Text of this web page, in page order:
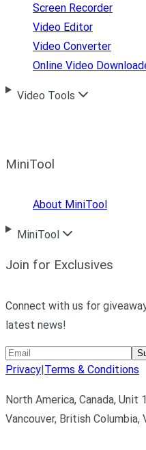
Screen Recorder
Video Editor
Video Converter
Online Video
Video Tools
MiniTool
About MiniTool
MiniTool
Join for Exclusives
Connect with us for
latest news!
Privacy|Terms & Conditions
North America, Canada,
Vancouver, British Columbia,